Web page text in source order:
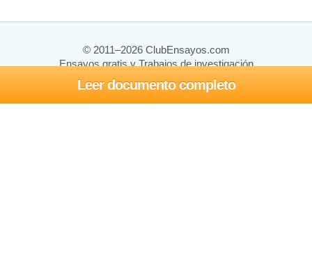
Leer documento completo
© 2011–2026 ClubEnsayos.com
Ensayos gratis y Trabajos de investigación